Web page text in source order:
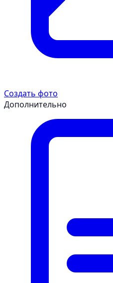
Создать фото
Дополнительно